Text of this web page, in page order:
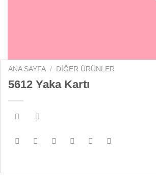
ANA SAYFA / DIĞER ÜRÜNLER
5612 Yaka Kartı